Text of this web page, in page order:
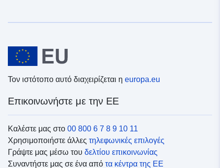
Τον ιστότοπο αυτό διαχειρίζεται η europa.eu
Επικοινωνήστε με την ΕΕ
Καλέστε μας στο 00 800 6 7 8 9 10 11
Χρησιμοποιήστε άλλες τηλεφωνικές επιλογές
Γράψτε μας μέσω του δελτίου επικοινωνίας
Συναντήστε μας σε ένα από τα κέντρα της ΕΕ